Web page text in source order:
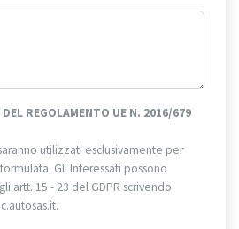
REGOLAMENTO UE N. 2016/679
utilizzati esclusivamente per
Gli Interessati possono
artt. 15 - 23 del GDPR scrivendo